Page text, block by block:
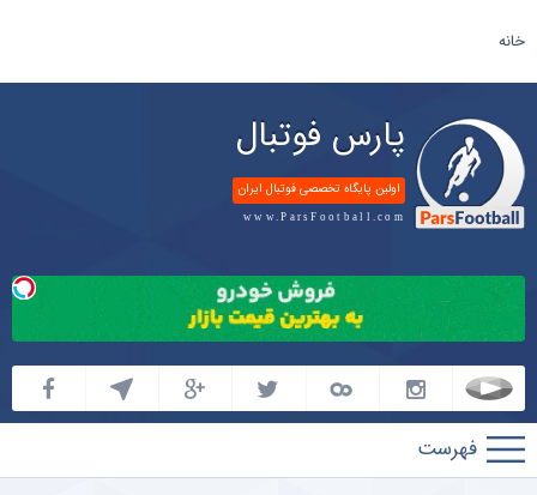
خانه
پارس فوتبال
اولین پایگاه تخصصی فوتبال ایران
www.ParsFootball.com
پارس
فوتبال